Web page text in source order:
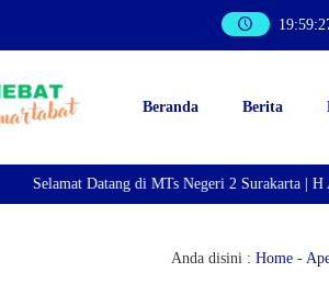
19:59:
Beranda Berita
Selamat Datang di MTs Negeri 2 Surakarta | H A R
Anda disini : Home-